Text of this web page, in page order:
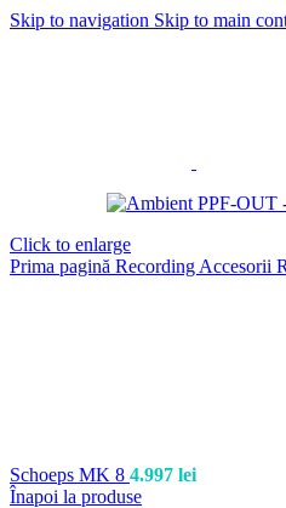
Skip to navigation Skip to main
Click to enlarge
Prima pagină Recording Accesorii
Schoeps MK 8 4.997 lei
Înapoi la produse